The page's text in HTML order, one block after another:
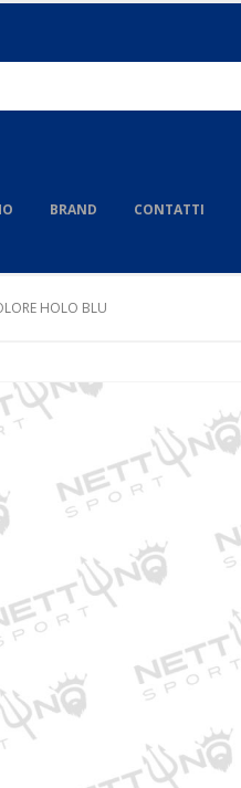
BRAND CONTATTI
HOLO BLU